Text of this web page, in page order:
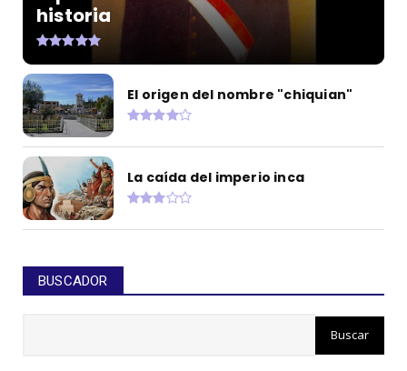
historia
El origen del nombre "chiquian"
La caída del imperio inca
BUSCADOR